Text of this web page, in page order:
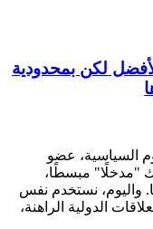
لكن بمحدودية
السياسية، عضو
"مدخلًا" مبسطًا،
واليوم، نستخدم نفس
الدولية الراهنة،